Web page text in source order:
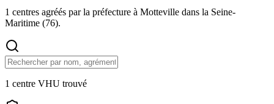
1 centres agréés par la préfecture à Motteville dans la Seine-
Maritime (76).
1 centre VHU trouvé